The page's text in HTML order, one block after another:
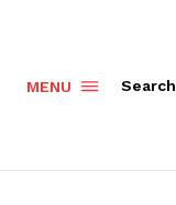
MENU Search